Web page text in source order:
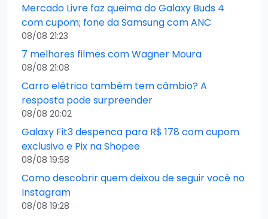
Mercado Livre faz queima do Galaxy Buds 4
com cupom; fone da Samsung com ANC
08/08 21:23
7 melhores filmes com Wagner Moura
08/08 21:08
Carro elétrico também tem câmbio? A
resposta pode surpreender
08/08 20:02
Galaxy Fit3 despenca para R$ 178 com cupom
exclusivo e Pix na Shopee
08/08 19:58
Como descobrir quem deixou de seguir você no
Instagram
08/08 19:28